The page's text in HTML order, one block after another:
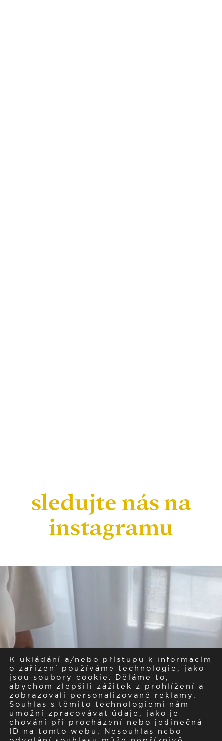
sledujte nás na
instagramu
K ukládání a/nebo přístupu k informacím
o zařízení používáme technologie, jako
jsou soubory cookie. Děláme to,
abychom zlepšili zážitek z prohlížení a
zobrazovali personalizované reklamy.
Souhlas s těmito technologiemi nám
umožní zpracovávat údaje, jako je
chování při procházení nebo jedinečná
ID na tomto webu. Nesouhlas nebo